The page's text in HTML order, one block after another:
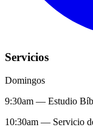
Servicios
Domingos
9:30am — Estudio
10:30am — Servicio